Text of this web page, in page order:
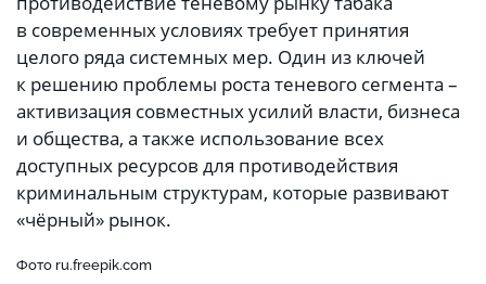
в современных условиях требует принятия
целого ряда системных мер. Один из ключей
к решению проблемы роста теневого сегмента –
активизация совместных усилий власти, бизнеса
и общества, а также использование всех
доступных ресурсов для противодействия
криминальным структурам, которые развивают
«чёрный» рынок.
Фото ru.freepik.com